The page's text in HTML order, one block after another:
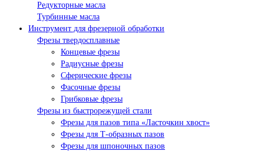
Редукторные масла
Турбинные масла
Инструмент для фрезерной обработки
Фрезы твердосплавные
Концевые фрезы
Радиусные фрезы
Сферические фрезы
Фасочные фрезы
Грибковые фрезы
Фрезы из быстрорежущей стали
Фрезы для пазов типа «Ласточкин хвост»
Фрезы для Т-образных пазов
Фрезы для шпоночных пазов